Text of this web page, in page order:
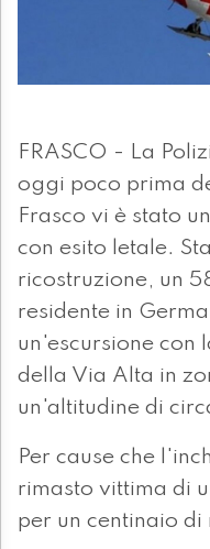
FRASCO - La
oggi poco prima
Frasco vi è stato
con esito letale.
ricostruzione, un
residente in
un'escursione con
della Via Alta in
un'altitudine di
Per cause che
rimasto vittima di
per un centinaio di